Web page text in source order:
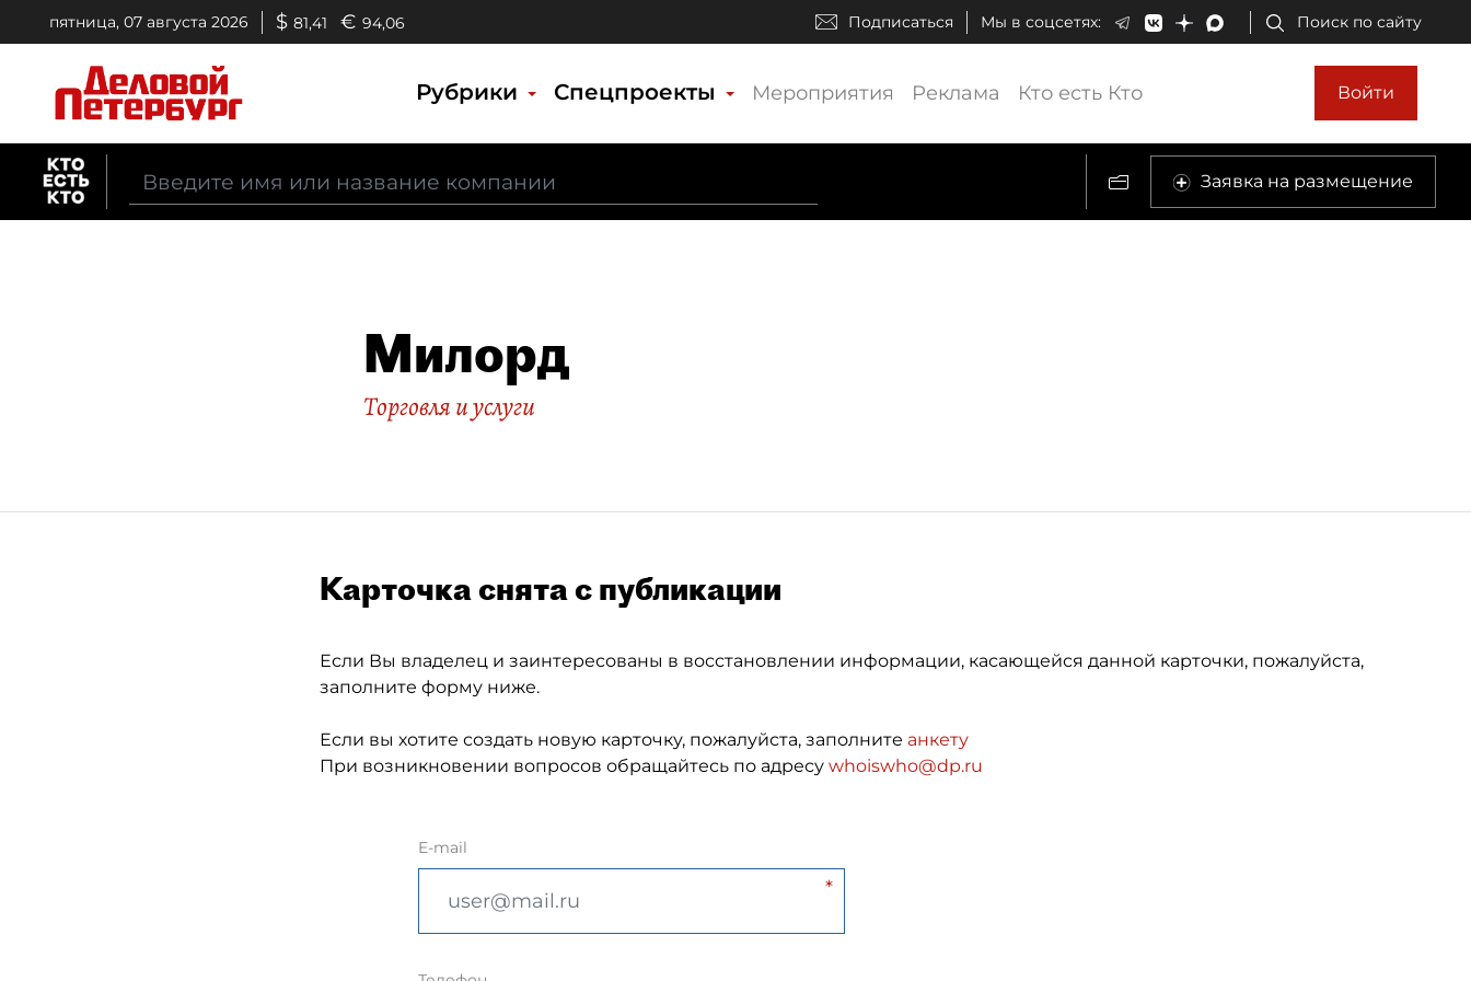
пятница, 07 августа 2026 $ 81,41 € 94,06 Подписаться Мы в соцсетях: Поиск по сайту
Рубрики Спецпроекты Мероприятия Реклама Кто есть Кто Войти
Заявка на размещение
Милорд
Торговля и услуги
Карточка снята с публикации
Если Вы владелец и заинтересованы в восстановлении информации, касающейся данной карточки, пожалуйста,
заполните форму ниже.
Если вы хотите создать новую карточку, пожалуйста, заполните анкету
При возникновении вопросов обращайтесь по адресу whoiswho@dp.ru
E-mail